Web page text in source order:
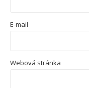
E-mail
Webová stránka